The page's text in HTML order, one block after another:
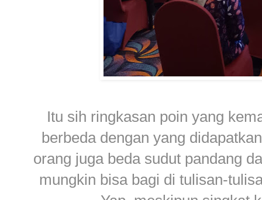
Itu sih ringkasan poin yang
berbeda dengan yang
orang juga beda sudut pandang
mungkin bisa bagi di tulisan-